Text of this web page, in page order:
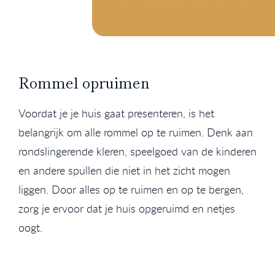
Rommel opruimen
Voordat je je huis gaat presenteren, is het
belangrijk om alle rommel op te ruimen. Denk aan
rondslingerende kleren, speelgoed van de kinderen
en andere spullen die niet in het zicht mogen
liggen. Door alles op te ruimen en op te bergen,
zorg je ervoor dat je huis opgeruimd en netjes
oogt.